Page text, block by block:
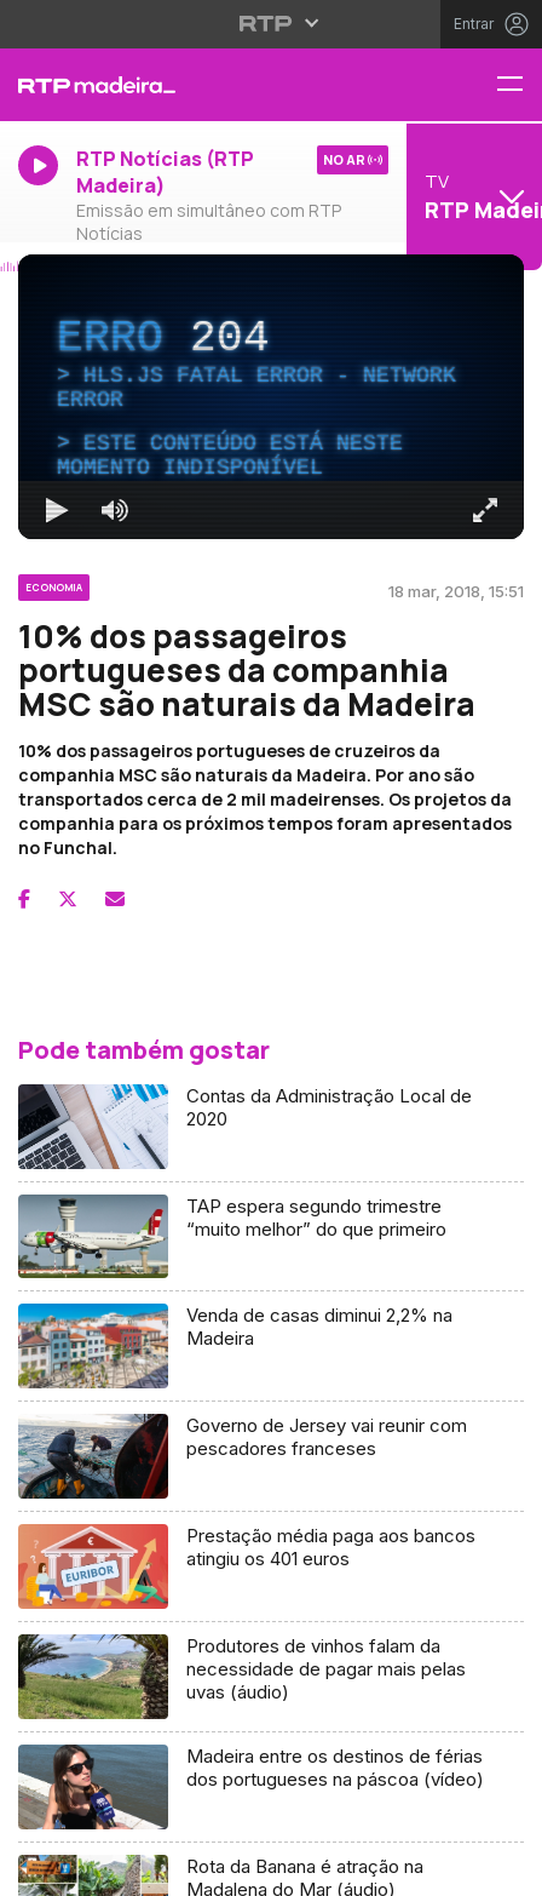
Entrar
RTP Notícias (RTP
Madeira)
Emissão em simultâneo com RTP
Notícias
NO AR
TV
RTP
ERRO204
HLS.JS FATAL ERROR - NETWORK
ERROR
ESTE CONTEÚDO ESTÁ NESTE
MOMENTO INDISPONÍVEL
ECONOMIA 18 mar, 2018, 15:51
10% dos passageiros
portugueses da companhia
MSC são naturais da Madeira
10% dos passageiros portugueses de cruzeiros da
companhia MSC são naturais da Madeira. Por ano são
transportados cerca de 2 mil madeirenses. Os projetos da
companhia para os próximos tempos foram apresentados
no Funchal.
Pode também gostar
Contas da Administração Local de
2020
TAP espera segundo trimestre
“muito melhor” do que primeiro
Venda de casas diminui 2,2% na
Madeira
Governo de Jersey vai reunir com
pescadores franceses
Prestação média paga aos bancos
atingiu os 401 euros
Produtores de vinhos falam da
necessidade de pagar mais pelas
uvas (áudio)
Madeira entre os destinos de férias
dos portugueses na páscoa (vídeo)
Rota da Banana é atração na
Madalena do Mar (áudio)